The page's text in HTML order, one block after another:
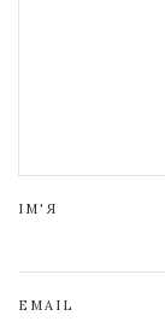
ІМ'Я
EMAIL